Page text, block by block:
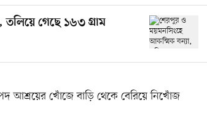
গেছে ১৬৩ গ্রাম
আশ্রয়ের খোঁজে বাড়ি থেকে বেরিয়ে নিখোঁজ